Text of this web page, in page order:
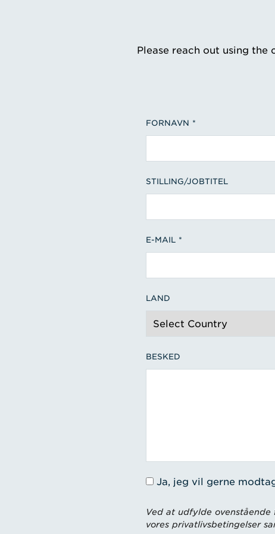
Please reach out using
FORNAVN
STILLING/JOBTITEL
E-MAIL
LAND
BESKED
Ja, jeg vil gerne
Ved at udfylde
vores privatlivsbetingelser